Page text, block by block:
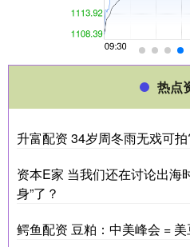
热点
升富配资 34岁周冬雨无戏可
资本E家 当我们还在讨论出海
身”了？
鳄鱼配资 豆粕：中美峰会 = 美